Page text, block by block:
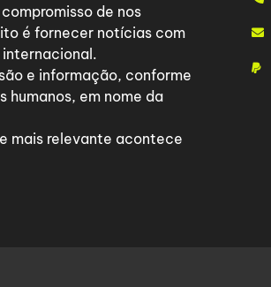
de nos
é fornecer notícias com
e informação, conforme
humanos, em nome da
mais relevante acontece